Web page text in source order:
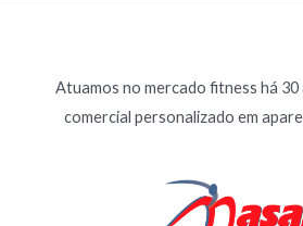
Atuamos no mercado fitness há
comercial personalizado em